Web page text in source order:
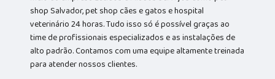
shop Salvador, pet shop cães e gatos e hospital
veterinário 24 horas. Tudo isso só é possível graças ao
time de profissionais especializados e as instalações de
alto padrão. Contamos com uma equipe altamente treinada
para atender nossos clientes.